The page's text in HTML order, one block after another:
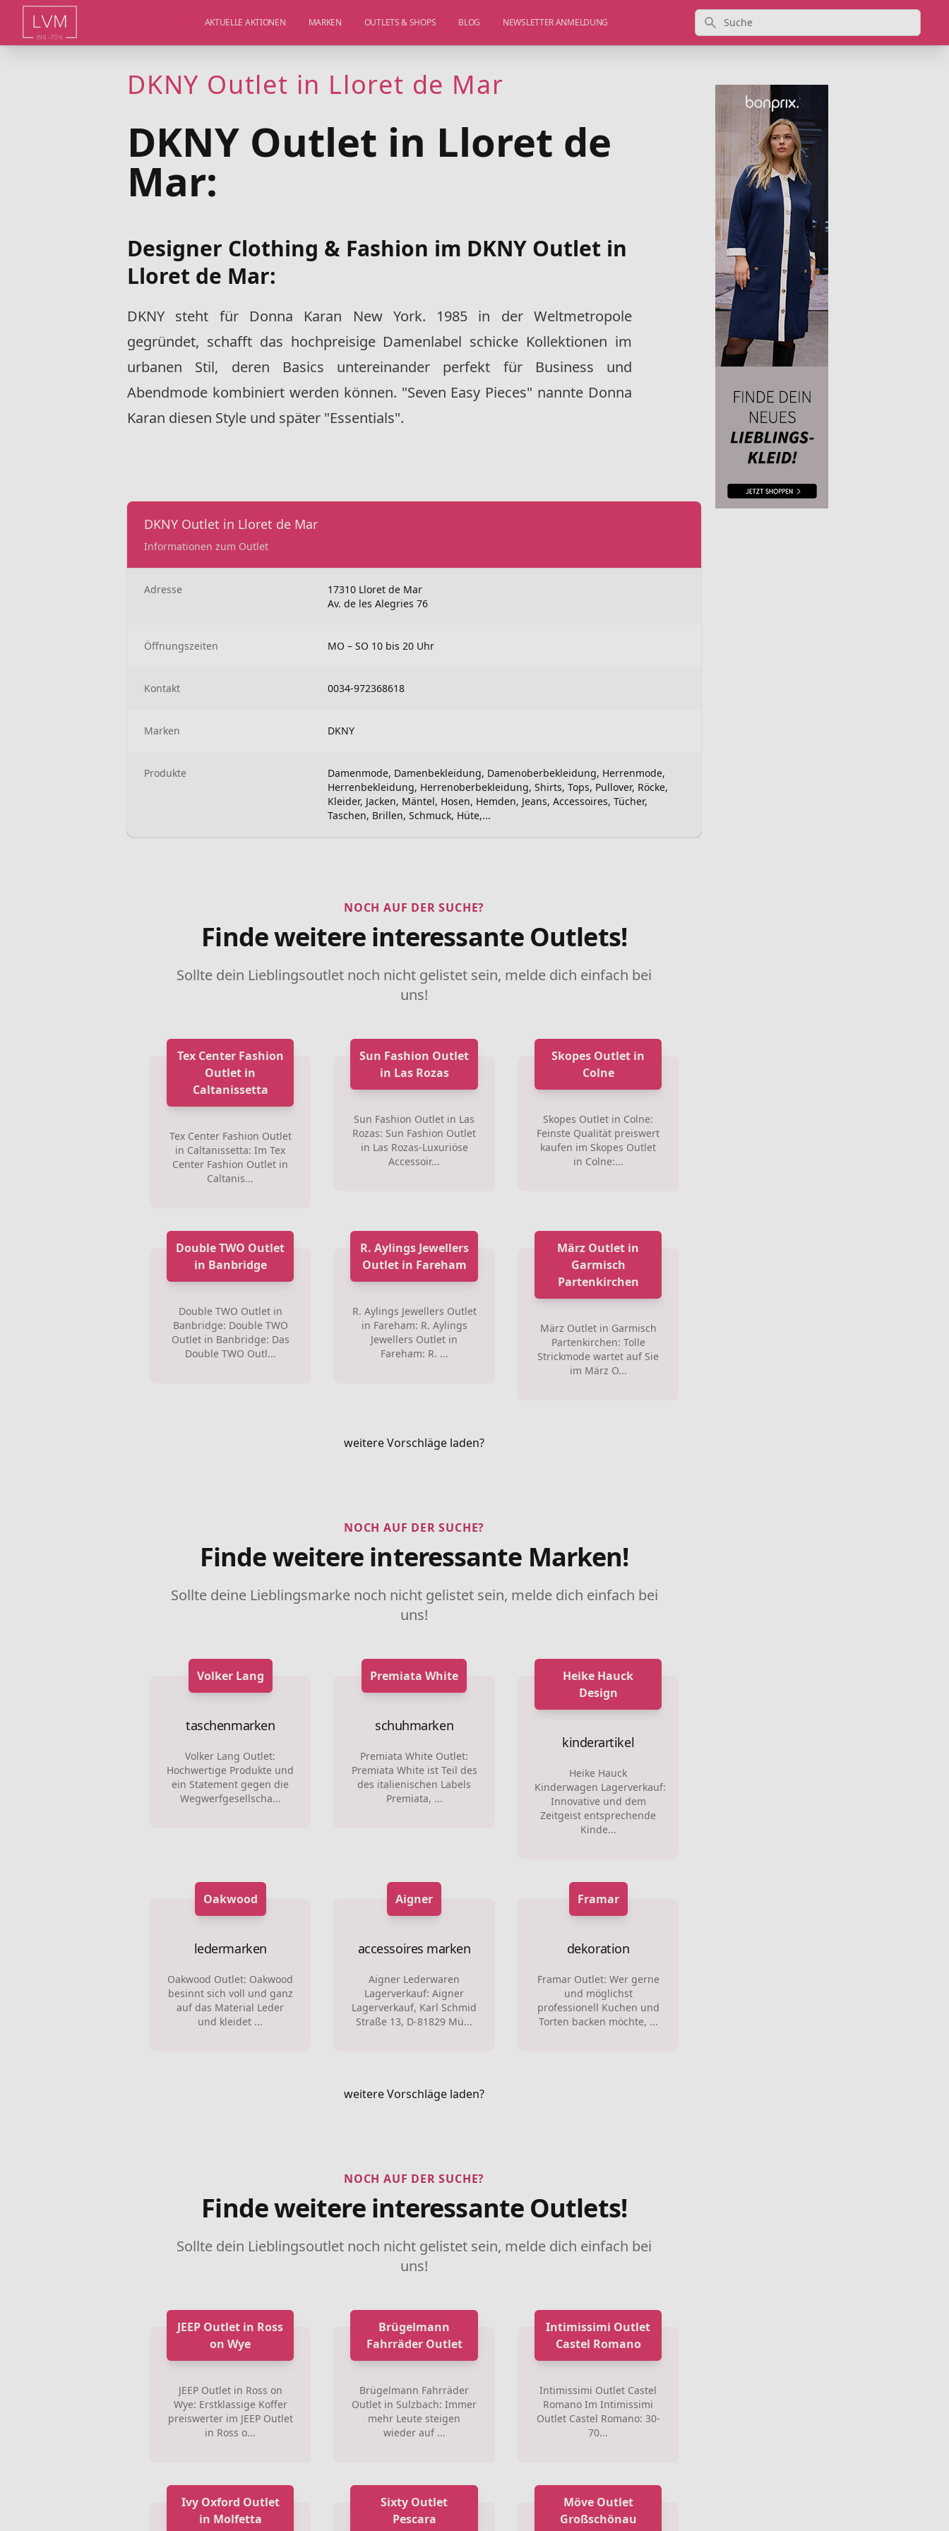
AKTUELLE AKTIONEN MARKEN OUTLETS & SHOPS BLOG NEWSLETTER ANMELDUNG Suche
DKNY Outlet in Lloret de Mar
DKNY Outlet in Lloret de
Mar:
Designer Clothing & Fashion im DKNY Outlet in
Lloret de Mar:
DKNY steht für Donna Karan New York. 1985 in der Weltmetropole
gegründet, schafft das hochpreisige Damenlabel schicke Kollektionen im
urbanen Stil, deren Basics untereinander perfekt für Business und
Abendmode kombiniert werden können. "Seven Easy Pieces" nannte Donna
Karan diesen Style und später "Essentials".
DKNY Outlet in Lloret de Mar
Informationen zum Outlet
Adresse
17310 Lloret de Mar
Av. de les Alegries 76
Öffnungszeiten MO – SO 10 bis 20 Uhr
Kontakt 0034-972368618
Marken DKNY
Produkte
Damenmode, Damenbekleidung, Damenoberbekleidung, Herrenmode,
Herrenbekleidung, Herrenoberbekleidung, Shirts, Tops, Pullover, Röcke,
Kleider, Jacken, Mäntel, Hosen, Hemden, Jeans, Accessoires, Tücher,
Taschen, Brillen, Schmuck, Hüte,...
NOCH AUF DER SUCHE?
Finde weitere interessante Outlets!
Sollte dein Lieblingsoutlet noch nicht gelistet sein, melde dich einfach bei
uns!
Tex Center Fashion
Outlet in
Caltanissetta
Tex Center Fashion Outlet
in Caltanissetta: Im Tex
Center Fashion Outlet in
Caltanis...
Sun Fashion Outlet
in Las Rozas
Sun Fashion Outlet in Las
Rozas: Sun Fashion Outlet
in Las Rozas-Luxuriöse
Accessoir...
Skopes Outlet in
Colne
Skopes Outlet in Colne:
Feinste Qualität preiswert
kaufen im Skopes Outlet
in Colne:...
Double TWO Outlet
in Banbridge
Double TWO Outlet in
Banbridge: Double TWO
Outlet in Banbridge: Das
Double TWO Outl...
R. Aylings Jewellers
Outlet in Fareham
R. Aylings Jewellers Outlet
in Fareham: R. Aylings
Jewellers Outlet in
Fareham: R. ...
März Outlet in
Garmisch
Partenkirchen
März Outlet in Garmisch
Partenkirchen: Tolle
Strickmode wartet auf Sie
im März O...
weitere Vorschläge laden?
NOCH AUF DER SUCHE?
Finde weitere interessante Marken!
Sollte deine Lieblingsmarke noch nicht gelistet sein, melde dich einfach bei
uns!
Volker Lang
taschenmarken
Volker Lang Outlet:
Hochwertige Produkte und
ein Statement gegen die
Wegwerfgesellscha...
Premiata White
schuhmarken
Premiata White Outlet:
Premiata White ist Teil des
des italienischen Labels
Premiata, ...
Heike Hauck
Design
kinderartikel
Heike Hauck
Kinderwagen Lagerverkauf:
Innovative und dem
Zeitgeist entsprechende
Kinde...
Oakwood
ledermarken
Oakwood Outlet: Oakwood
besinnt sich voll und ganz
auf das Material Leder
und kleidet ...
Aigner
accessoires marken
Aigner Lederwaren
Lagerverkauf: Aigner
Lagerverkauf, Karl Schmid
Straße 13, D-81829 Mü...
Framar
dekoration
Framar Outlet: Wer gerne
und möglichst
professionell Kuchen und
Torten backen möchte, ...
weitere Vorschläge laden?
NOCH AUF DER SUCHE?
Finde weitere interessante Outlets!
Sollte dein Lieblingsoutlet noch nicht gelistet sein, melde dich einfach bei
uns!
JEEP Outlet in Ross
on Wye
JEEP Outlet in Ross on
Wye: Erstklassige Koffer
preiswerter im JEEP Outlet
in Ross o...
Brügelmann
Fahrräder Outlet
Brügelmann Fahrräder
Outlet in Sulzbach: Immer
mehr Leute steigen
wieder auf ...
Intimissimi Outlet
Castel Romano
Intimissimi Outlet Castel
Romano Im Intimissimi
Outlet Castel Romano: 30-
70...
Ivy Oxford Outlet
in Molfetta
Sixty Outlet
Pescara
Möve Outlet
Großschönau